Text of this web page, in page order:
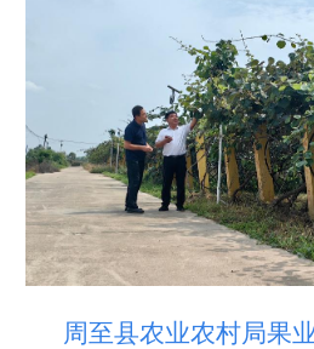
周至县农业农村局果业